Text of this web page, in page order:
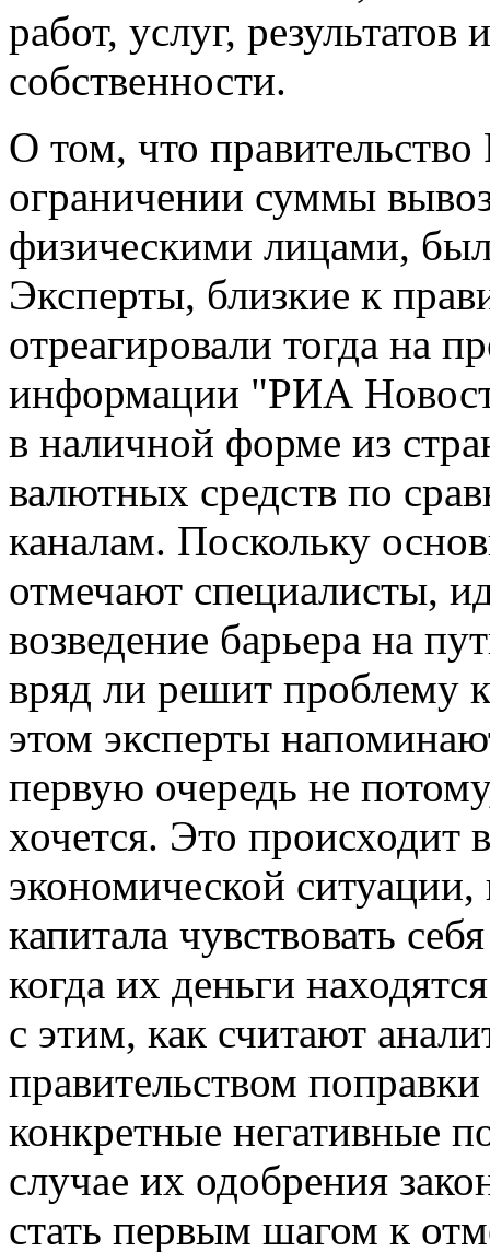
работ, услуг, результатов
собственности.
О том, что
ограничении суммы
физическими лицами,
Эксперты, близкие к
отреагировали тогда на
информации "РИА
в наличной форме из
валютных средств по
каналам. Поскольку
отмечают специалисты,
возведение барьера на
вряд ли решит проблему
этом эксперты
первую очередь не
хочется. Это происходит
экономической ситуации,
капитала чувствовать
когда их деньги
с этим, как считают
правительством
конкретные негативные
случае их одобрения
стать первым шагом к